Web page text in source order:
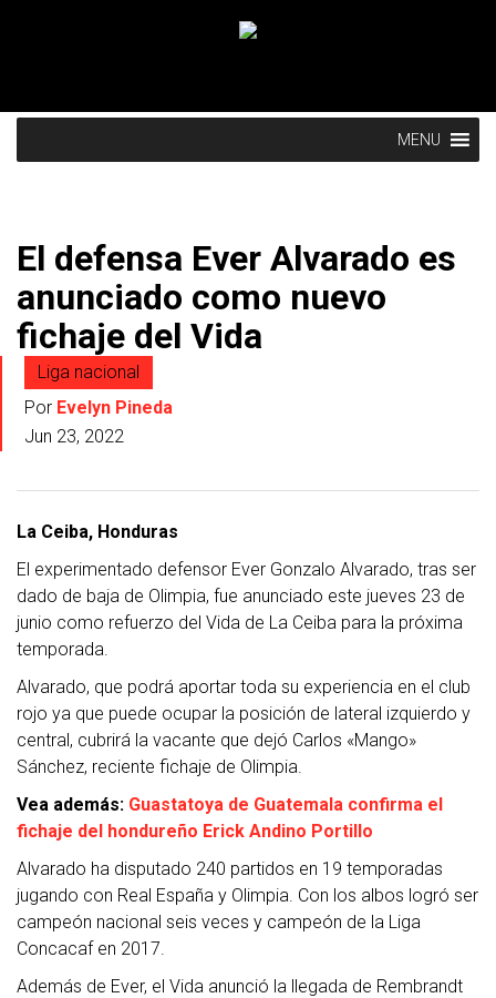
MENU
El defensa Ever Alvarado es
anunciado como nuevo
fichaje del Vida
Liga nacional
Por Evelyn Pineda
Jun 23, 2022
La Ceiba, Honduras
El experimentado defensor Ever Gonzalo Alvarado, tras ser
dado de baja de Olimpia, fue anunciado este jueves 23 de
junio como refuerzo del Vida de La Ceiba para la próxima
temporada.
Alvarado, que podrá aportar toda su experiencia en el club
rojo ya que puede ocupar la posición de lateral izquierdo y
central, cubrirá la vacante que dejó Carlos «Mango»
Sánchez, reciente fichaje de Olimpia.
Vea además: Guastatoya de Guatemala confirma el
fichaje del hondureño Erick Andino Portillo
Alvarado ha disputado 240 partidos en 19 temporadas
jugando con Real España y Olimpia. Con los albos logró ser
campeón nacional seis veces y campeón de la Liga
Concacaf en 2017.
Además de Ever, el Vida anunció la llegada de Rembrandt